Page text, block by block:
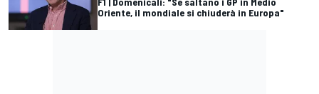
Oriente, il mondiale si chiuderà in Europa"